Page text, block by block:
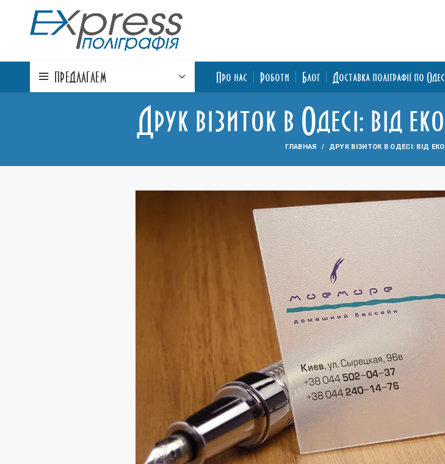
ПРЕДЛАГАЕМ Про нас Роботи Блог Доставка поліграфії по
Друк візиток в Одесі: від
ГЛАВНАЯ ДРУК ВІЗИТОК В ОДЕСІ: ВІД